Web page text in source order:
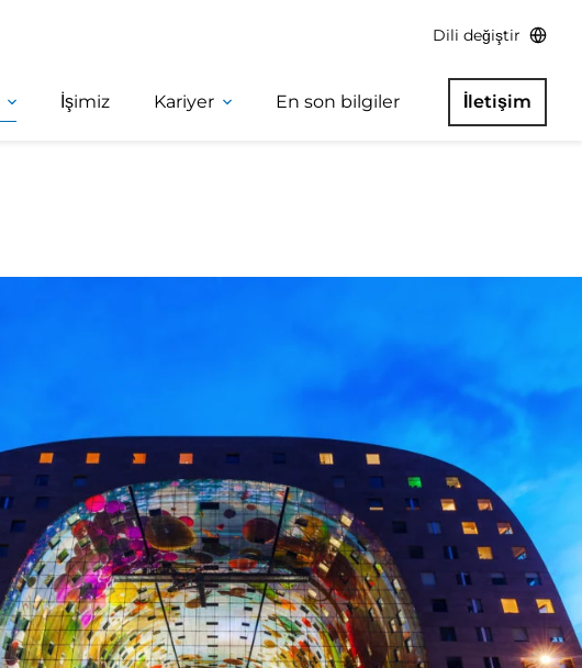
Dili değiştir
İşimiz Kariyer En son bilgiler İletişim